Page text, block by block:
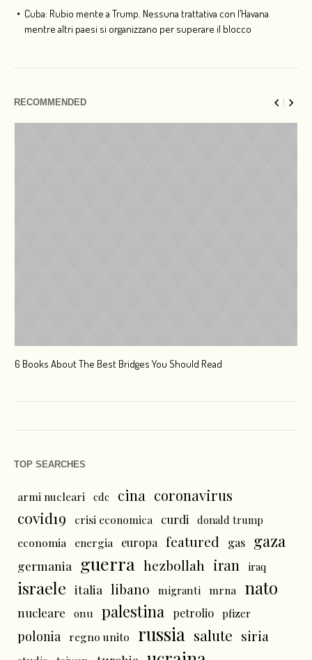
Cuba: Rubio mente a Trump. Nessuna trattativa con l’Havana
mentre altri paesi si organizzano per superare il blocco
RECOMMENDED
6 Books About The Best Bridges You Should Read
TOP SEARCHES
armi nucleari cdc cina coronavirus
covid19 crisi economica curdi donald trump
economia energia europa featured gas gaza
germania guerra hezbollah iran iraq
israele italia libano migranti mrna nato
nucleare onu palestina petrolio pfizer
polonia regno unito russia salute siria